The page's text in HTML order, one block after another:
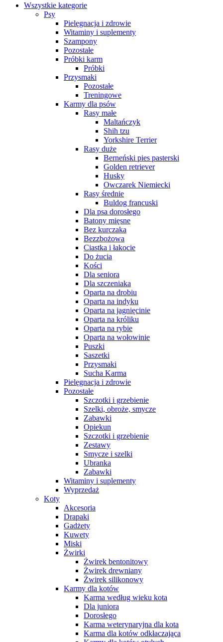
Wszystkie kategorie
Psy
Pielęgnacja i zdrowie
Witaminy i suplementy
Szampony
Pozostałe
Próbki karm
Próbki
Przysmaki
Pozostałe
Treningowe
Karmy dla psów
Rasy małe
Maltańczyk
Shih tzu
Yorkshire Terrier
Rasy duże
Berneński pies pasterski
Golden retriever
Husky
Owczarek Niemiecki
Rasy średnie
Buldog francuski
Dla psa dorosłego
Batony mięsne
Bez kurczaka
Bezzbożowa
Ciastka i łakocie
Do żucia
Kości
Dla seniora
Dla szczeniaka
Oparta na drobiu
Oparta na indyku
Oparta na jagnięcinie
Oparta na króliku
Oparta na rybie
Oparta na wołowinie
Puszki
Saszetki
Przysmaki
Sucha Karma
Pielęgnacja i zdrowie
Pozostałe
Szczotki i grzebienie
Szelki, obroże, smycze
Zabawki
Opiekun
Szczotki i grzebienie
Zestawy
Smycze i szelki
Ubranka
Zabawki
Witaminy i suplementy
Wyprzedaż
Koty
Akcesoria
Drapaki
Gadżety
Kuwety
Miski
Żwirki
Żwirek bentonitowy
Żwirek drewniany
Żwirek silikonowy
Karmy dla kotów
Karma według wieku kota
Dla juniora
Dorosłego
Karma weterynaryjna dla kota
Karma dla kotów odkłaczająca